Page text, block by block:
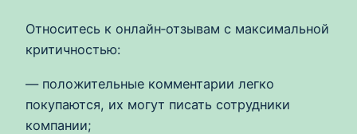
Относитесь к онлайн‑отзывам с максимальной
критичностью:
— положительные комментарии легко
покупаются, их могут писать сотрудники
компании;